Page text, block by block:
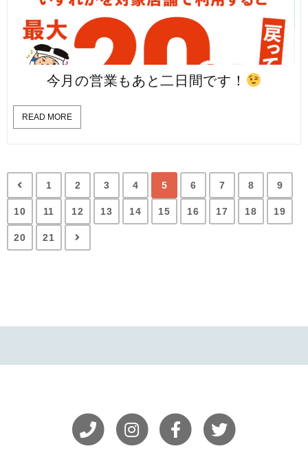
今月の営業もあと二日間です！
READ MORE
1 2 3 4 5 6 7 8 9
10 11 12 13 14 15 16 17 18 19
20 21